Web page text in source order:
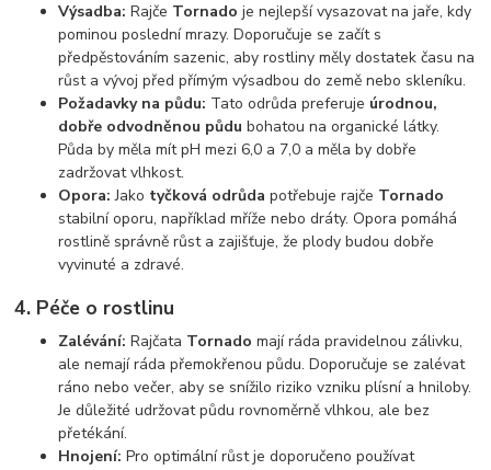
Výsadba: Rajče Tornado je nejlepší vysazovat na jaře, kdy
pominou poslední mrazy. Doporučuje se začít s
předpěstováním sazenic, aby rostliny měly dostatek času na
růst a vývoj před přímým výsadbou do země nebo skleníku.
Požadavky na půdu: Tato odrůda preferuje úrodnou,
dobře odvodněnou půdu bohatou na organické látky.
Půda by měla mít pH mezi 6,0 a 7,0 a měla by dobře
zadržovat vlhkost.
Opora: Jako tyčková odrůda potřebuje rajče Tornado
stabilní oporu, například mříže nebo dráty. Opora pomáhá
rostlině správně růst a zajišťuje, že plody budou dobře
vyvinuté a zdravé.
4. Péče o rostlinu
Zalévání: Rajčata Tornado mají ráda pravidelnou zálivku,
ale nemají ráda přemokřenou půdu. Doporučuje se zalévat
ráno nebo večer, aby se snížilo riziko vzniku plísní a hniloby.
Je důležité udržovat půdu rovnoměrně vlhkou, ale bez
přetékání.
Hnojení: Pro optimální růst je doporučeno používat